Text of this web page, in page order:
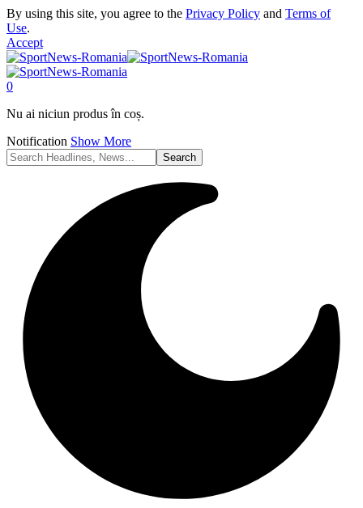
By using this site, you agree to the Privacy Policy and Terms of
Use.
Accept
0
Nu ai niciun produs în coș.
Notification Show More